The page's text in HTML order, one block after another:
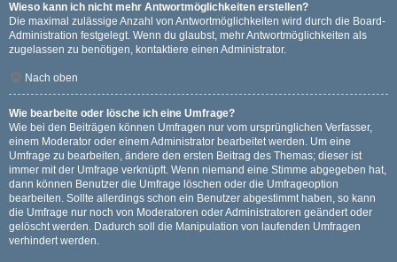
Wieso kann ich nicht mehr Antwortmöglichkeiten erstellen?
Die maximal zulässige Anzahl von Antwortmöglichkeiten wird durch die Board-
Administration festgelegt. Wenn du glaubst, mehr Antwortmöglichkeiten als
zugelassen zu benötigen, kontaktiere einen Administrator.
Nach oben
Wie bearbeite oder lösche ich eine Umfrage?
Wie bei den Beiträgen können Umfragen nur vom ursprünglichen Verfasser,
einem Moderator oder einem Administrator bearbeitet werden. Um eine
Umfrage zu bearbeiten, ändere den ersten Beitrag des Themas; dieser ist
immer mit der Umfrage verknüpft. Wenn niemand eine Stimme abgegeben hat,
dann können Benutzer die Umfrage löschen oder die Umfrageoption
bearbeiten. Sollte allerdings schon ein Benutzer abgestimmt haben, so kann
die Umfrage nur noch von Moderatoren oder Administratoren geändert oder
gelöscht werden. Dadurch soll die Manipulation von laufenden Umfragen
verhindert werden.